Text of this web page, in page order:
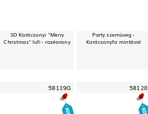
3D Karácsonyi "Merry
Christmas" lufi - rozéarany
Party szemüveg -
Karácsonyfa mintával
58119G 58120